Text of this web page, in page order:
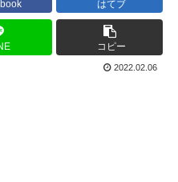
はてブ
コピー
2022.02.06